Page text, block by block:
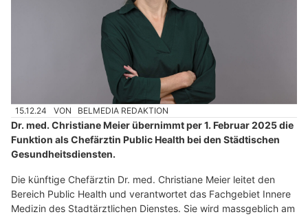
15.12.24 VON BELMEDIA REDAKTION
Dr. med. Christiane Meier übernimmt per 1. Februar 2025 die
Funktion als Chefärztin Public Health bei den Städtischen
Gesundheitsdiensten.
Die künftige Chefärztin Dr. med. Christiane Meier leitet den
Bereich Public Health und verantwortet das Fachgebiet Innere
Medizin des Stadtärztlichen Dienstes. Sie wird massgeblich am